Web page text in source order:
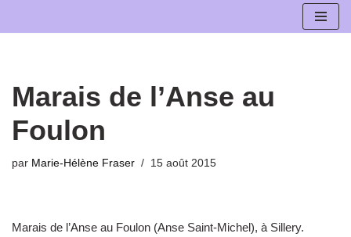
Marais de l’Anse au
Foulon
par Marie-Hélène Fraser 15 août 2015
Marais de l’Anse au Foulon (Anse Saint-Michel), à Sillery.